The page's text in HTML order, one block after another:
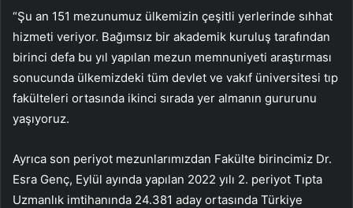
“Şu an 151 mezunumuz ülkemizin çeşitli yerlerinde sıhhat
hizmeti veriyor. Bağımsız bir akademik kuruluş tarafından
birinci defa bu yıl yapılan mezun memnuniyeti araştırması
sonucunda ülkemizdeki tüm devlet ve vakıf üniversitesi tıp
fakülteleri ortasında ikinci sırada yer almanın gururunu
yaşıyoruz.
Ayrıca son periyot mezunlarımızdan Fakülte birincimiz Dr.
Esra Genç, Eylül ayında yapılan 2022 yılı 2. periyot Tıpta
Uzmanlık imtihanında 24.381 aday ortasında Türkiye